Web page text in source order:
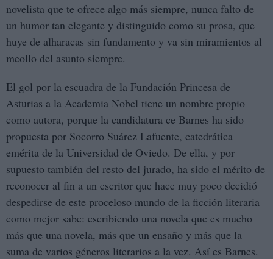
novelista que te ofrece algo más siempre, nunca falto de
un humor tan elegante y distinguido como su prosa, que
huye de alharacas sin fundamento y va sin miramientos al
meollo del asunto siempre.
El gol por la escuadra de la Fundación Princesa de
Asturias a la Academia Nobel tiene un nombre propio
como autora, porque la candidatura ce Barnes ha sido
propuesta por Socorro Suárez Lafuente, catedrática
emérita de la Universidad de Oviedo. De ella, y por
supuesto también del resto del jurado, ha sido el mérito de
reconocer al fin a un escritor que hace muy poco decidió
despedirse de este proceloso mundo de la ficción literaria
como mejor sabe: escribiendo una novela que es mucho
más que una novela, más que un ensaño y más que la
suma de varios géneros literarios a la vez. Así es Barnes.